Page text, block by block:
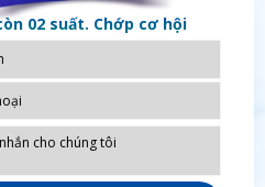
02 suất. Chớp cơ hội
ngay!